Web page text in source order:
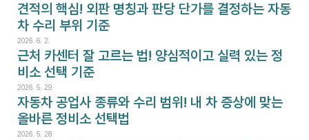
견적의 핵심! 외판 명칭과 판당 단가를 결정하는 자동
차 수리 부위 기준
2026. 6. 2.
근처 카센터 잘 고르는 법! 양심적이고 실력 있는 정
비소 선택 기준
2026. 5. 29.
자동차 공업사 종류와 수리 범위! 내 차 증상에 맞는
올바른 정비소 선택법
2026. 5. 28.